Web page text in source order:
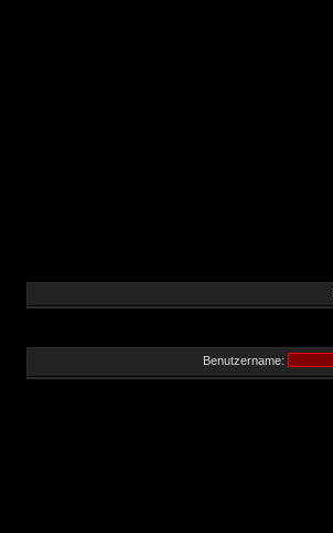
Benutzername: